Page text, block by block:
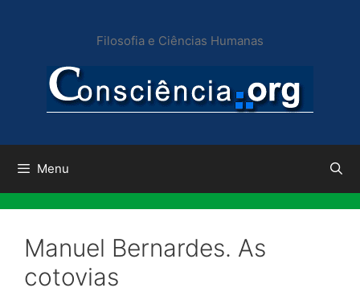
conteúdo
Filosofia e Ciências Humanas
Menu
Manuel Bernardes. As
cotovias